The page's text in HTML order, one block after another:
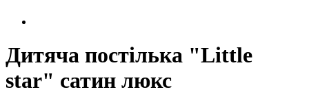
Дитяча постілька "Little
star" сатин люкс